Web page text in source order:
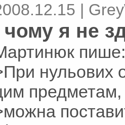
|
чому я не
пише:
нульових
предметам,